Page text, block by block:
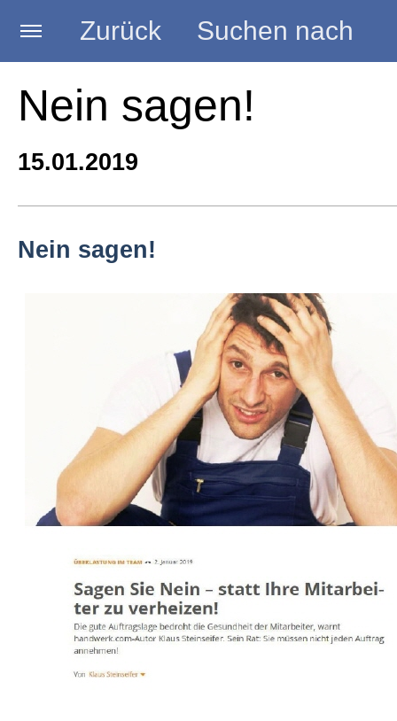
Zurück Suchen nach
Startseite
BLOG HANDWERK
Beratungen
Bücher
Presse-Lounge
Kontakt
Nein sagen!
15.01.2019
Nein sagen!